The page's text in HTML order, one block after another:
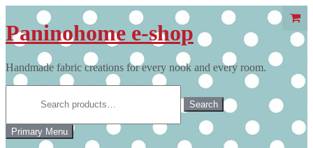
to
content
Paninohome e-shop
Handmade fabric creations for every nook and every room.
Search
Primary Menu